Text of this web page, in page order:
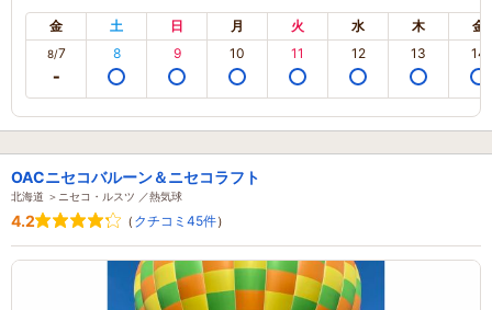
金 土 日 月 火 水 木 金
8/7 8 9 10 11 12 13 14
OACニセコバルーン＆ニセコラフト
北海道 ＞ニセコ・ルスツ ／熱気球
4.2 （ クチコミ45件）